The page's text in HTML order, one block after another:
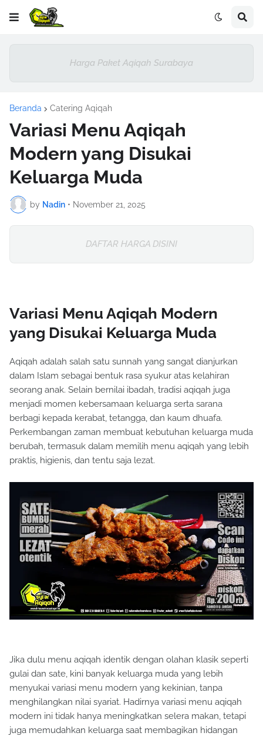
Harga Paket Aqiqah Surabaya
Beranda Catering Aqiqah
Variasi Menu Aqiqah
Modern yang Disukai
Keluarga Muda
by Nadin • November 21, 2025
DAFTAR HARGA DISINI
Variasi Menu Aqiqah Modern
yang Disukai Keluarga Muda
Aqiqah adalah salah satu sunnah yang sangat dianjurkan
dalam Islam sebagai bentuk rasa syukur atas kelahiran
seorang anak. Selain bernilai ibadah, tradisi aqiqah juga
menjadi momen kebersamaan keluarga serta sarana
berbagi kepada kerabat, tetangga, dan kaum dhuafa.
Perkembangan zaman membuat kebutuhan keluarga muda
berubah, termasuk dalam memilih menu aqiqah yang lebih
praktis, higienis, dan tentu saja lezat.
Jika dulu menu aqiqah identik dengan olahan klasik seperti
gulai dan sate, kini banyak keluarga muda yang lebih
menyukai variasi menu modern yang kekinian, tanpa
menghilangkan nilai syariat. Hadirnya variasi menu aqiqah
modern ini tidak hanya meningkatkan selera makan, tetapi
juga memudahkan keluarga saat membagikan hidangan